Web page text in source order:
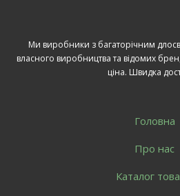
Ми виробники з багаторічним
власного виробництва та відомих
ціна. Швидка
Головна
Про нас
Каталог